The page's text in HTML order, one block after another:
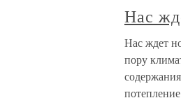
Нас
Нас ждет
пору